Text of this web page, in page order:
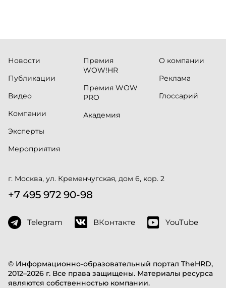
© Информационно-образовательный портал TheHRD,
2012–2026 г. Все права защищены. Материалы ресурса
являются собственностью компании.
Новости
Публикации
Видео
Компании
Эксперты
Мероприятия
Премия
WOW!HR
Премия WOW
PRO
Академия
О компании
Реклама
Глоссарий
г. Москва, ул. Кременчугская, дом 6, кор. 2
+7 495 972 90-98
Telegram ВКонтакте YouTube